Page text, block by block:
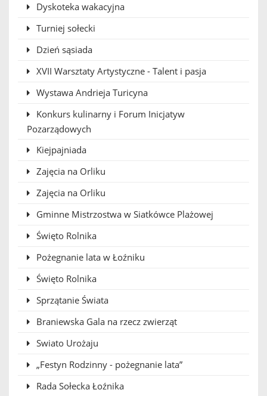
Dyskoteka wakacyjna
Turniej sołecki
Dzień sąsiada
XVII Warsztaty Artystyczne - Talent i pasja
Wystawa Andrieja Turicyna
Konkurs kulinarny i Forum Inicjatyw
Pozarządowych
Kiejpajniada
Zajęcia na Orliku
Zajęcia na Orliku
Gminne Mistrzostwa w Siatkówce Plażowej
Święto Rolnika
Pożegnanie lata w Łoźniku
Święto Rolnika
Sprzątanie Świata
Braniewska Gala na rzecz zwierząt
Swiato Urożaju
„Festyn Rodzinny - pożegnanie lata”
Rada Sołecka Łoźnika